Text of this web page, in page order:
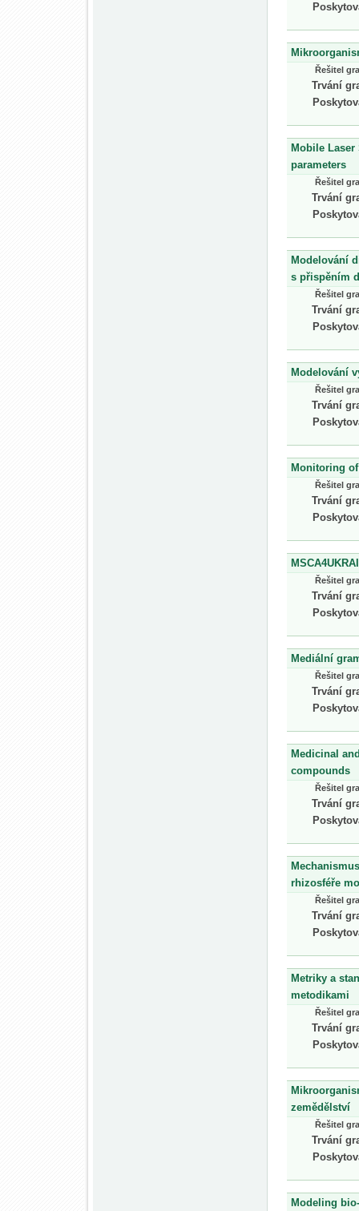
Řešitel
Trvání
Mobile
parameters
Řešitel
Trvání
Modelování
s přispěním
Řešitel
Trvání
Modelování
Řešitel
Trvání
Monitoring
Řešitel
Trvání
Řešitel
Trvání
Mediální
Řešitel
Trvání
Medicinal
compounds
Řešitel
Trvání
rhizosféře
Řešitel
Trvání
Metriky a
metodikami
Řešitel
Trvání
zemědělství
Řešitel
Trvání
Modeling